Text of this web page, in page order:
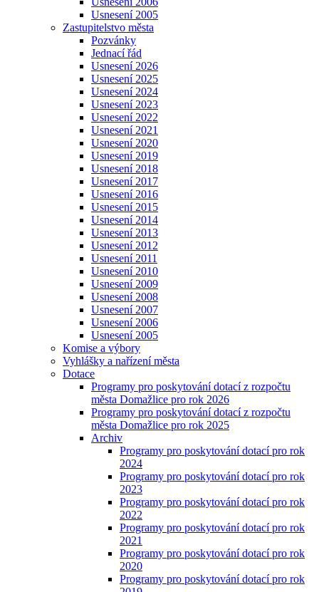
Usnesení 2005
Zastupitelstvo města
Pozvánky
Jednací řád
Usnesení 2026
Usnesení 2025
Usnesení 2024
Usnesení 2023
Usnesení 2022
Usnesení 2021
Usnesení 2020
Usnesení 2019
Usnesení 2018
Usnesení 2017
Usnesení 2016
Usnesení 2015
Usnesení 2014
Usnesení 2013
Usnesení 2012
Usnesení 2011
Usnesení 2010
Usnesení 2009
Usnesení 2008
Usnesení 2007
Usnesení 2006
Usnesení 2005
Komise a výbory
Vyhlášky a nařízení města
Dotace
Programy pro poskytování dotací z rozpočtu
města Domažlice pro rok 2026
Programy pro poskytování dotací z rozpočtu
města Domažlice pro rok 2025
Archiv
Programy pro poskytování dotací pro rok
2024
Programy pro poskytování dotací pro rok
2023
Programy pro poskytování dotací pro rok
2022
Programy pro poskytování dotací pro rok
2021
Programy pro poskytování dotací pro rok
2020
Programy pro poskytování dotací pro rok